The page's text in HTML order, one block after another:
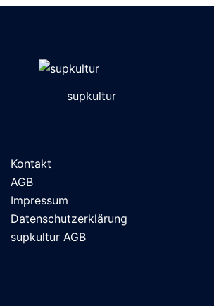
können
auf
supkultur
Kontakt
AGB
Impressum
Datenschutzerklärung
supkultur AGB